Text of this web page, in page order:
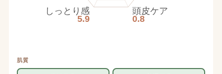
頭皮ケア
0.8
しっとり感
5.9
肌質